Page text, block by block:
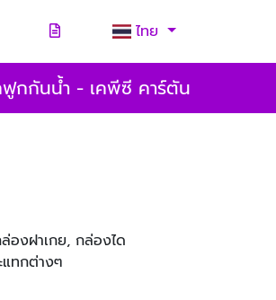
ไทย
กกันน้ำ - เคพีซี คาร์ตัน
องฝาเกย, กล่องได
ทกต่างๆ